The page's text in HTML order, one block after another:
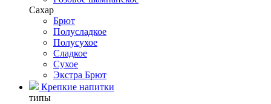
Сахар
Брют
Полусладкое
Полусухое
Сладкое
Сухое
Экстра Брют
Крепкие напитки
типы